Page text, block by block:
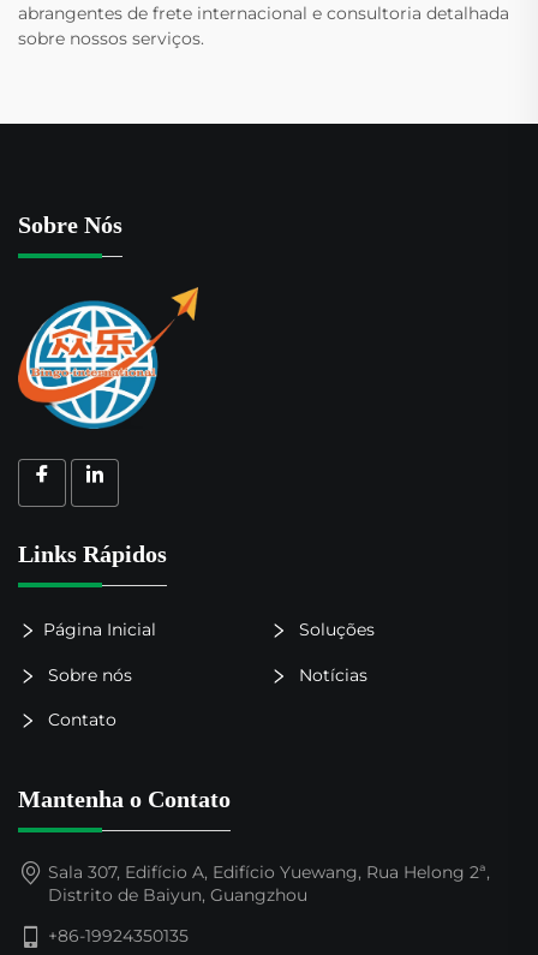
abrangentes de frete internacional e consultoria detalhada
sobre nossos serviços.
Sobre Nós
Links Rápidos
Página Inicial Soluções
Sobre nós Notícias
Contato
Mantenha o Contato
Sala 307, Edifício A, Edifício Yuewang, Rua Helong 2ª,
Distrito de Baiyun, Guangzhou
+86-19924350135